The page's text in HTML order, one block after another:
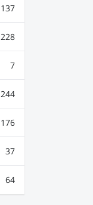
137
228
7
244
176
37
64